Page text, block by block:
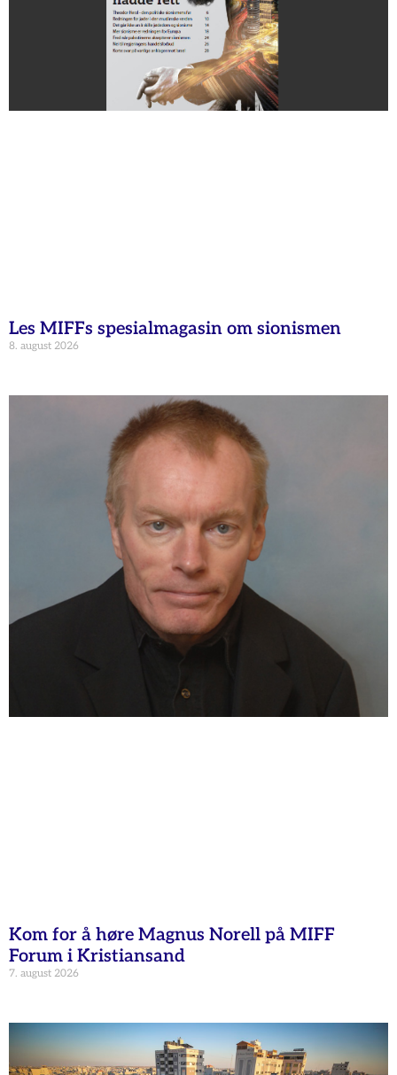
Les MIFFs spesialmagasin om sionismen
8. august 2026
Kom for å høre Magnus Norell på MIFF
Forum i Kristiansand
7. august 2026